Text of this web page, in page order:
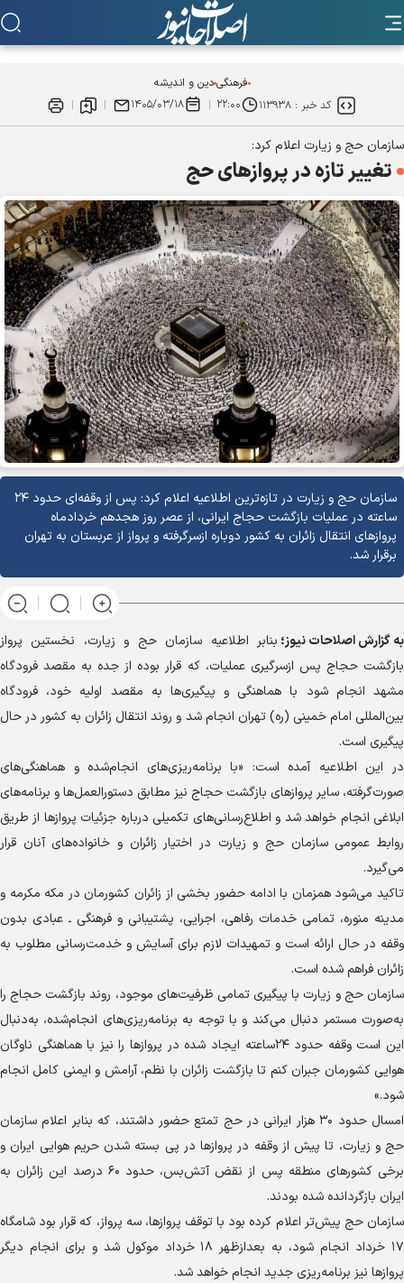
فرهنگیدین و اندیشه
کد خبر : ۱۱۳۹۳۸ ۲۲:۰۰ ۱۴۰۵/۰۳/۱۸
سازمان حج و زیارت اعلام کرد:
تغییر تازه در پرواز‌های حج
سازمان حج و زیارت در تازه‌ترین اطلاعیه اعلام کرد: پس از وقفه‌ای حدود ۲۴
ساعته در عملیات بازگشت حجاج ایرانی، از عصر روز هجدهم خردادماه
پرواز‌های انتقال زائران به کشور دوباره ازسرگرفته و پرواز از عربستان به تهران
برقرار شد.
به گزارشاصلاحات نیوز؛ بنابر اطلاعیه سازمان حج و زیارت، نخستین پرواز
بازگشت حجاج پس ازسرگیری عملیات، که قرار بوده از جده به مقصد فرودگاه
مشهد انجام شود با هماهنگی و پیگیری‌ها به مقصد اولیه خود، فرودگاه
بین‌المللی امام خمینی (ره) تهران انجام شد و روند انتقال زائران به کشور در حال
پیگیری است.
در این اطلاعیه آمده است: «با برنامه‌ریزی‌های انجام‌شده و هماهنگی‌های
صورت‌گرفته، سایر پرواز‌های بازگشت حجاج نیز مطابق دستورالعمل‌ها و برنامه‌های
ابلاغی انجام خواهد شد و اطلاع‌رسانی‌های تکمیلی درباره جزئیات پرواز‌ها از طریق
روابط عمومی سازمان حج و زیارت در اختیار زائران و خانواده‌های آنان قرار
می‌گیرد.
تاکید می‌شود همزمان با ادامه حضور بخشی از زائران کشورمان در مکه مکرمه و
مدینه منوره، تمامی خدمات رفاهی، اجرایی، پشتیبانی و فرهنگی ـ عبادی بدون
وقفه در حال ارائه است و تمهیدات لازم برای آسایش و خدمت‌رسانی مطلوب به
زائران فراهم شده است.
سازمان حج و زیارت با پیگیری تمامی ظرفیت‌های موجود، روند بازگشت حجاج را
به‌صورت مستمر دنبال می‌کند و با توجه به برنامه‌ریزی‌های انجام‌شده، به‌دنبال
این است وقفه حدود ۲۴ساعته ایجاد شده در پرواز‌ها را نیز با هماهنگی ناوگان
هوایی کشورمان جبران کنم تا بازگشت زائران با نظم، آرامش و ایمنی کامل انجام
شود.»
امسال حدود ۳۰ هزار ایرانی در حج تمتع حضور داشتند، که بنابر اعلام سازمان
حج و زیارت، تا پیش از وقفه در پرواز‌ها در پی بسته شدن حریم هوایی ایران و
برخی کشور‌های منطقه پس از نقض آتش‌بس، حدود ۶۰ درصد این زائران به
ایران بازگردانده شده بودند.
سازمان حج پیش‌تر اعلام کرده بود با توقف پروازها، سه پرواز، که قرار بود شامگاه
۱۷ خرداد انجام شود، به بعدازظهر ۱۸ خرداد موکول شد و برای انجام دیگر
پرواز‌ها نیز برنامه‌ریزی جدید انجام خواهد شد.